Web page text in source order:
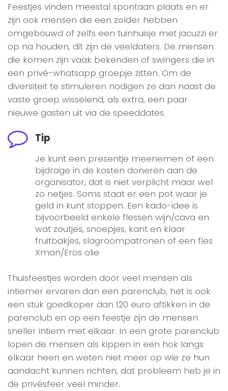
Feestjes vinden meestal spontaan plaats en er
zijn ook mensen die een zolder hebben
omgebouwd of zelfs een tuinhuisje met jacuzzi er
op na houden, dit zijn de veeldaters. De mensen
die komen zijn vaak bekenden of swingers die in
een privé-whatsapp groepje zitten. Om de
diversiteit te stimuleren nodigen ze dan naast de
vaste groep wisselend, als extra, een paar
nieuwe gasten uit via de speeddates.
Tip
Je kunt een presentje meenemen of een
bijdrage in de kosten doneren aan de
organisator, dat is niet verplicht maar wel
zo netjes. Soms staat er een pot waar je
geld in kunt stoppen. Een kado-idee is
bijvoorbeeld enkele flessen wijn/cava en
wat zoutjes, snoepjes, kant en klaar
fruitbakjes, slagroompatronen of een fles
Xman/Eros olie
Thuisfeestjes worden door veel mensen als
intiemer ervaren dan een parenclub, het is ook
een stuk goedkoper dan 120 euro aftikken in de
parenclub en op een feestje zijn de mensen
sneller intiem met elkaar. In een grote parenclub
lopen de mensen als kippen in een hok langs
elkaar heen en weten niet meer op wie ze hun
aandacht kunnen richten, dat probleem heb je in
de privésfeer veel minder.